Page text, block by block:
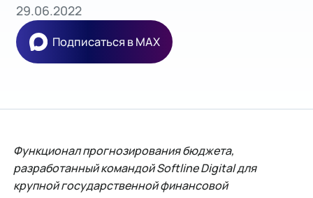
29.06.2022
Подписаться в MAX
Функционал прогнозирования бюджета,
разработанный командой Softline Digital для
крупной государственной финансовой